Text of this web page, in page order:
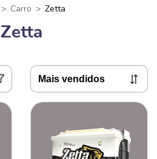
> Carro > Zetta
Zetta